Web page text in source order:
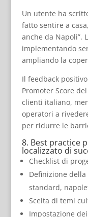
Un utente ha
fatto sentire a
anche da Napoli”.
implementando
ampliando la
Il feedback
Promoter Score
clienti italiano,
operatori a
per ridurre le
8. Best practice
localizzato di
Checklist di
Definizione
standard,
Scelta di temi
Impostazione